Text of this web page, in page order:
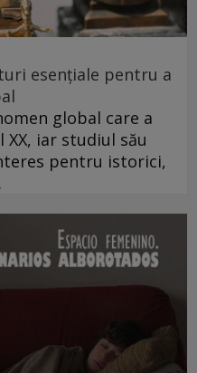
esențiale pentru a
global care a
iar studiul său
pentru istorici,